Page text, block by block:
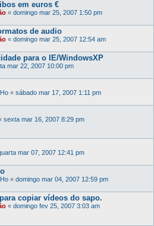
em euros €
« domingo mar 25, 2007 1:50 pm
de audio
« domingo mar 25, 2007 12:54 am
para o IE/WindowsXP
mar 22, 2007 10:00 pm
« sábado mar 17, 2007 1:11 pm
sexta mar 16, 2007 8:29 pm
mar 07, 2007 12:41 pm
« domingo mar 04, 2007 12:59 pm
copiar vídeos do sapo.
« domingo fev 25, 2007 3:03 am